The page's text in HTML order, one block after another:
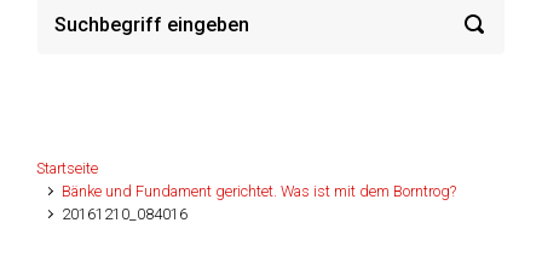
Startseite
Bänke und Fundament gerichtet. Was ist mit dem Borntrog?
20161210_084016